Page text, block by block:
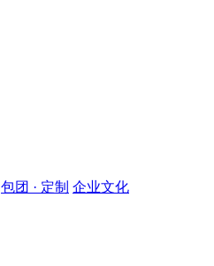
包团 · 定制 企业文化